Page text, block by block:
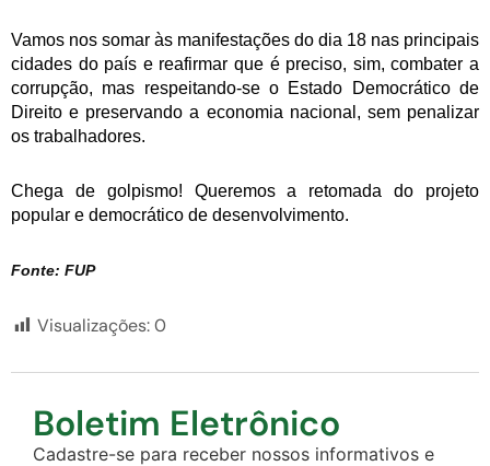
Vamos nos somar às manifestações do dia 18 nas principais
cidades do país e reafirmar que é preciso, sim, combater a
corrupção, mas respeitando-se o Estado Democrático de
Direito e preservando a economia nacional, sem penalizar
os trabalhadores.
Chega de golpismo! Queremos a retomada do projeto
popular e democrático de desenvolvimento.
Fonte: FUP
Visualizações:0
Boletim Eletrônico
Cadastre-se para receber nossos informativos e